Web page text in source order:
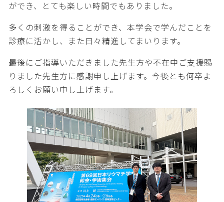
ができ、とても楽しい時間でもありました。
多くの刺激を得ることができ、本学会で学んだことを
診療に活かし、また日々精進してまいります。
最後にご指導いただきました先生方や不在中ご支援賜
りました先生方に感謝申し上げます。今後とも何卒よ
ろしくお願い申し上げます。